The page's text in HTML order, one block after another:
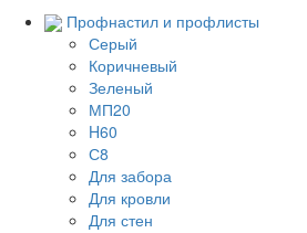
Профнастил и профлисты
Серый
Коричневый
Зеленый
МП20
H60
С8
Для забора
Для кровли
Для стен